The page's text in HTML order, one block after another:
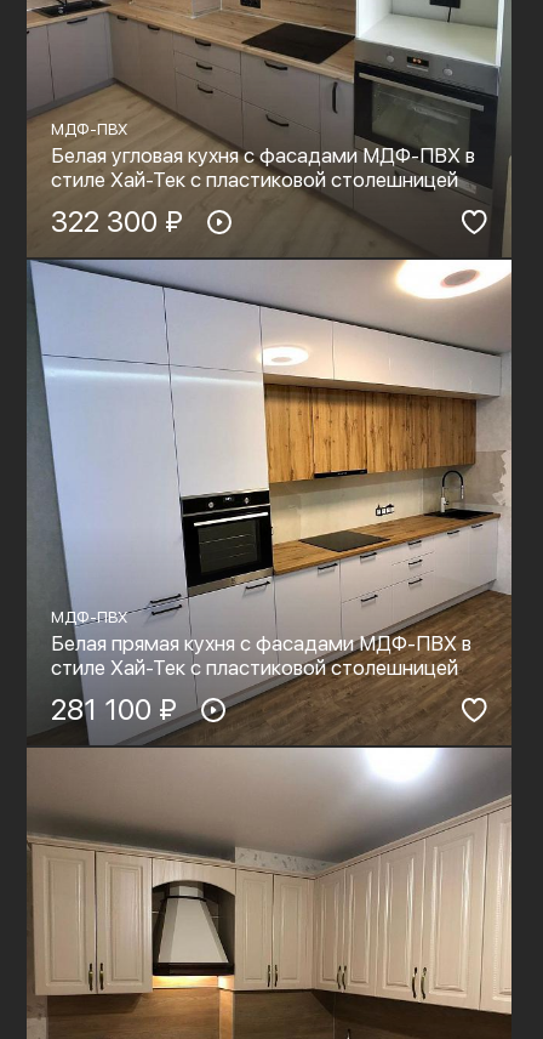
МДФ-ПВХ
Белая угловая кухня с фасадами МДФ-ПВХ в
стиле Хай-Тек с пластиковой столешницей
322 300 ₽
МДФ-ПВХ
Белая прямая кухня с фасадами МДФ-ПВХ в
стиле Хай-Тек с пластиковой столешницей
281 100 ₽